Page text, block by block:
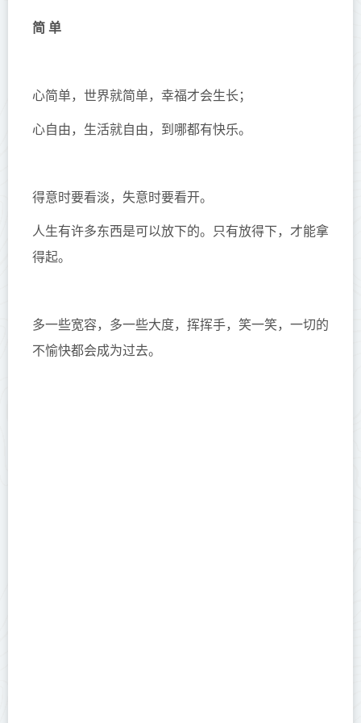
简 单
心简单，世界就简单，幸福才会生长；
心自由，生活就自由，到哪都有快乐。
得意时要看淡，失意时要看开。
人生有许多东西是可以放下的。只有放得下，才能拿
得起。
多一些宽容，多一些大度，挥挥手，笑一笑，一切的
不愉快都会成为过去。